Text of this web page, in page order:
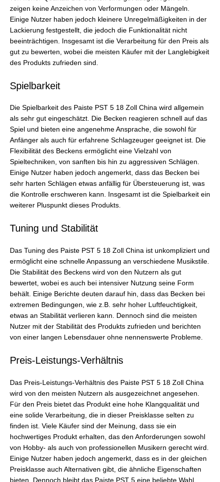
zeigen keine Anzeichen von Verformungen oder Mängeln.
Einige Nutzer haben jedoch kleinere Unregelmäßigkeiten in der
Lackierung festgestellt, die jedoch die Funktionalität nicht
beeinträchtigen. Insgesamt ist die Verarbeitung für den Preis als
gut zu bewerten, wobei die meisten Käufer mit der Langlebigkeit
des Produkts zufrieden sind.
Spielbarkeit
Die Spielbarkeit des Paiste PST 5 18 Zoll China wird allgemein
als sehr gut eingeschätzt. Die Becken reagieren schnell auf das
Spiel und bieten eine angenehme Ansprache, die sowohl für
Anfänger als auch für erfahrene Schlagzeuger geeignet ist. Die
Flexibilität des Beckens ermöglicht eine Vielzahl von
Spieltechniken, von sanften bis hin zu aggressiven Schlägen.
Einige Nutzer haben jedoch angemerkt, dass das Becken bei
sehr harten Schlägen etwas anfällig für Übersteuerung ist, was
die Kontrolle erschweren kann. Insgesamt ist die Spielbarkeit ein
weiterer Pluspunkt dieses Produkts.
Tuning und Stabilität
Das Tuning des Paiste PST 5 18 Zoll China ist unkompliziert und
ermöglicht eine schnelle Anpassung an verschiedene Musikstile.
Die Stabilität des Beckens wird von den Nutzern als gut
bewertet, wobei es auch bei intensiver Nutzung seine Form
behält. Einige Berichte deuten darauf hin, dass das Becken bei
extremen Bedingungen, wie z.B. sehr hoher Luftfeuchtigkeit,
etwas an Stabilität verlieren kann. Dennoch sind die meisten
Nutzer mit der Stabilität des Produkts zufrieden und berichten
von einer langen Lebensdauer ohne nennenswerte Probleme.
Preis-Leistungs-Verhältnis
Das Preis-Leistungs-Verhältnis des Paiste PST 5 18 Zoll China
wird von den meisten Nutzern als ausgezeichnet angesehen.
Für den Preis bietet das Produkt eine hohe Klangqualität und
eine solide Verarbeitung, die in dieser Preisklasse selten zu
finden ist. Viele Käufer sind der Meinung, dass sie ein
hochwertiges Produkt erhalten, das den Anforderungen sowohl
von Hobby- als auch von professionellen Musikern gerecht wird.
Einige Nutzer haben jedoch angemerkt, dass es in der gleichen
Preisklasse auch Alternativen gibt, die ähnliche Eigenschaften
bieten. Dennoch bleibt das Paiste PST 5 eine beliebte Wahl.